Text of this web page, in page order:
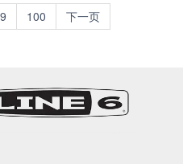
100 下一页